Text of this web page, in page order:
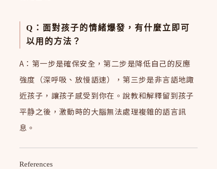
Q：面對孩子的情緒爆發，有什麼立即可
以用的方法？
A：第一步是確保安全，第二步是降低自己的反應
強度（深呼吸、放慢語速），第三步是非言語地諏
近孩子，讓孩子感受到你在。說教和解釋留到孩子
平静之後，激動時的大腦無法處理複雜的語言訊
息。
References